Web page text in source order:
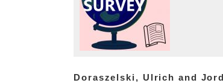
Doraszelski, Ulrich and